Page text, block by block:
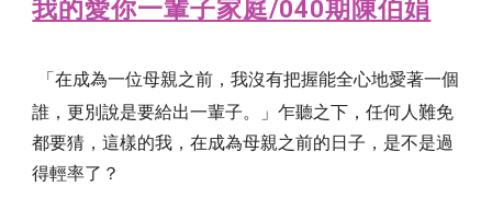
我的愛你一輩子家庭/040期陳伯娟
「在成為一位母親之前，我沒有把握能全心地愛著一個
誰，更別說是要給出一輩子。」乍聽之下，任何人難免
都要猜，這樣的我，在成為母親之前的日子，是不是過
得輕率了？